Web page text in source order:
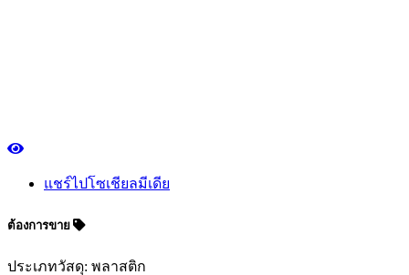
แชร์ไปโซเชียลมีเดีย
ต้องการขาย
ประเภทวัสดุ: พลาสติก